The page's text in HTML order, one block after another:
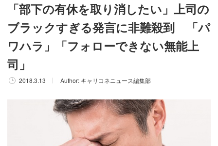
「部下の有休を取り消したい」上司の
ブラックすぎる発言に非難殺到 「パ
ワハラ」「フォローできない無能上
司」
2018.3.13 Author: キャリコネニュース編集部